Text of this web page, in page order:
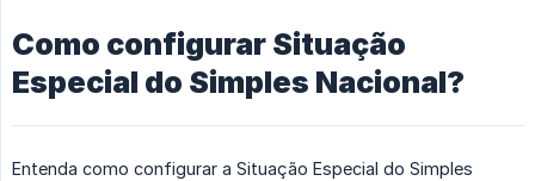
Como configurar Situação
Especial do Simples Nacional?
Entenda como configurar a Situação Especial do Simples